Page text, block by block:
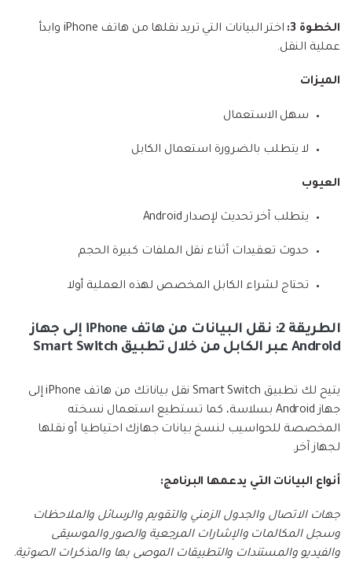
الخطوة 3:
اختر البيانات التي تريد نقلها من هاتف iPhone وابدأ
عملية النقل.
الميزات
سهل الاستعمال
لا يتطلب بالضرورة استعمال الكابل
العيوب
يتطلب آخر تحديث لإصدار Android
حدوث تعقيدات أثناء نقل الملفات كبيرة الحجم
تحتاج لشراء الكابل المخصص لهذه العملية أولا
الطريقة 2: نقل البيانات من هاتف iPhone إلى جهاز
Android عبر الكابل من خلال تطبيق Smart Switch
يتيح لك تطبيق Smart Switch نقل بياناتك من هاتف iPhone إلى
جهاز Android بسلاسة، كما تستطيع استعمال نسخته
المخصصة للحواسيب لنسخ بيانات جهازك احتياطيا أو نقلها
لجهاز آخر.
أنواع البيانات التي يدعمها البرنامج:
جهات الاتصال والجدول الزمني والتقويم والرسائل والملاحظات
وسجل المكالمات والإشارات المرجعية والصور والموسيقى
والفيديو والمستندات والتطبيقات الموصى بها والمذكرات الصوتية.